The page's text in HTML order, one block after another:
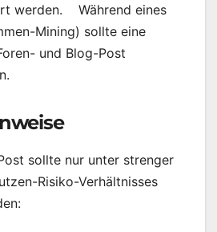
werden. Während eines
Mining) sollte eine
und Blog-Post
sollte nur unter strenger
Risiko-Verhältnisses